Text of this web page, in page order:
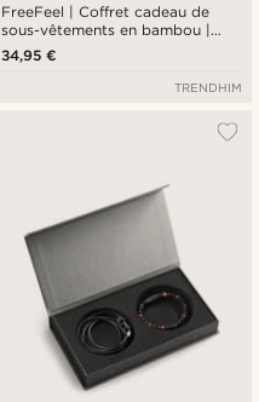
FreeFeel | Coffret cadeau de
sous-vêtements en bambou |
Boxers et chaussettes noirs et
bleu royal
34,95 €
TRENDHIM